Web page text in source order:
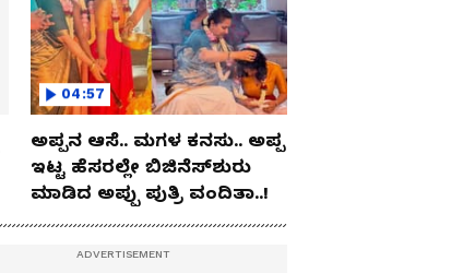
ಬಾಲಕಿ ಕೊಲೆಯ 3 ತಿಂಗಳ
ಬಳಿಕ FIR: ಪ್ರಭಾವಕ್ಕೆ
ಒಳಗಾದ್ರಾ? ಮತ್ತಿನ್ನೇನಾದ್ರೂ
ಸಂಥಿಂಗ್​​ ಇತ್ತಾ..?
04:57
ಅಪ್ಪನ ಆಸೆ.. ಮಗಳ ಕನಸು.. ಅಪ್ಪ
ಇಟ್ಟ ಹೆಸರಲ್ಲೇ ಬಿಜಿನೆಸ್​ಶುರು
ಮಾಡಿದ ಅಪ್ಪು ಪುತ್ರಿ ವಂದಿತಾ..!